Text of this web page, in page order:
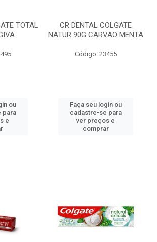
TOTAL
ou
para
e
CR DENTAL COLGATE
NATUR 90G CARVAO MENTA
Código: 23455
Faça seu login ou
cadastre-se para
ver preços e
comprar